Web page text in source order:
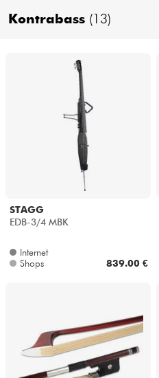
Live-Sound
Blasinstrumente
Kabel & Zubehöre
HiFi
Kontrabass (13)
STAGG
EDB-3/4 MBK
Internet
Shops
839.00 €